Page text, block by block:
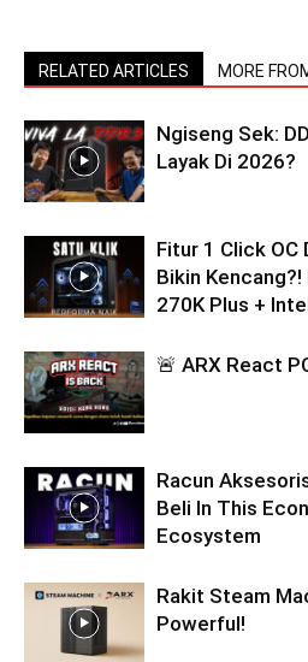
RELATED ARTICLES MORE
Ngiseng Sek:
Layak Di 2026?
Fitur 1 Click OC
Bikin
270K Plus +
🚨 ARX React
Racun
Beli In This
Ecosystem
Rakit Steam
Powerful!